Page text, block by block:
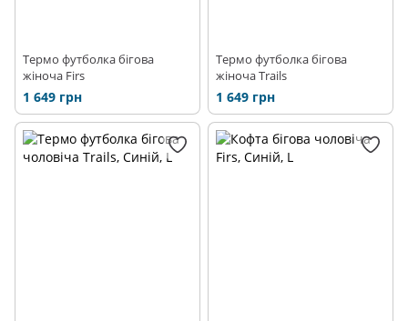
Термо футболка бігова
жіноча Firs
1 649 грн
Термо футболка бігова
жіноча Trails
1 649 грн